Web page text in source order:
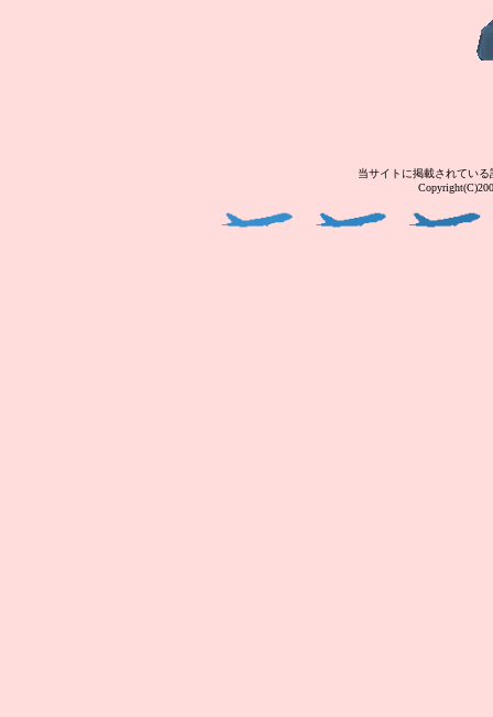
当サイトに掲載されてい
Copyright(C)2004